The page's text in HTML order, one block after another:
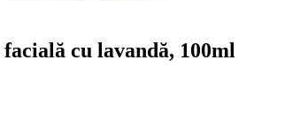
cu lavandă, 100ml